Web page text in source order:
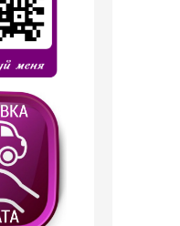
1 199